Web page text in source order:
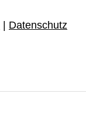
| Datenschutz